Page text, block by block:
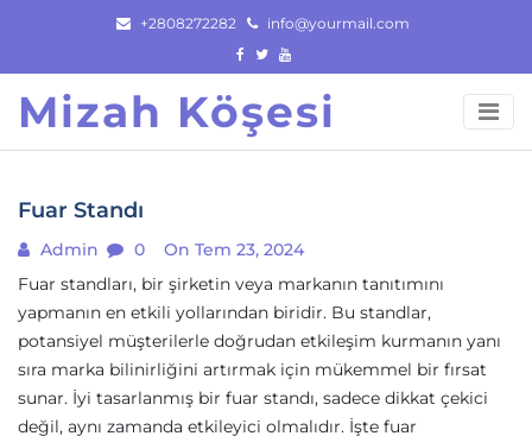
content
+2808272282 info@yourmail.com
Mizah Köşesi
Fuar Standı
Admin 0
On Tem 23, 2024
Fuar standları, bir şirketin veya markanın tanıtımını
yapmanın en etkili yollarından biridir. Bu standlar,
potansiyel müşterilerle doğrudan etkileşim kurmanın yanı
sıra marka bilinirliğini artırmak için mükemmel bir fırsat
sunar. İyi tasarlanmış bir fuar standı, sadece dikkat çekici
değil, aynı zamanda etkileyici olmalıdır. İşte fuar